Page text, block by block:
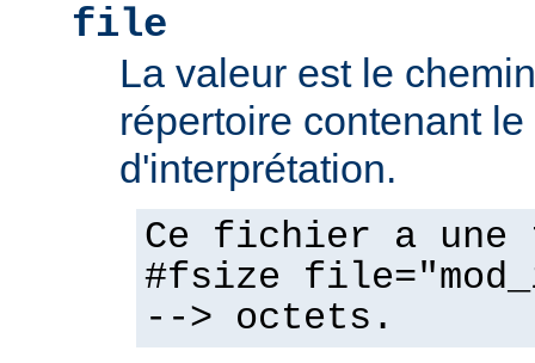
file
La valeur est le
répertoire contenant
d'interprétation.
Ce fichier a
#fsize
--> octets.